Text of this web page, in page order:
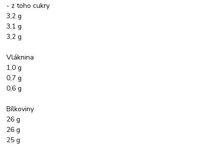
- z toho cukry
3,2 g
3,1 g
3,2 g
Vláknina
1,0 g
0,7 g
0,6 g
Bílkoviny
26 g
26 g
25 g